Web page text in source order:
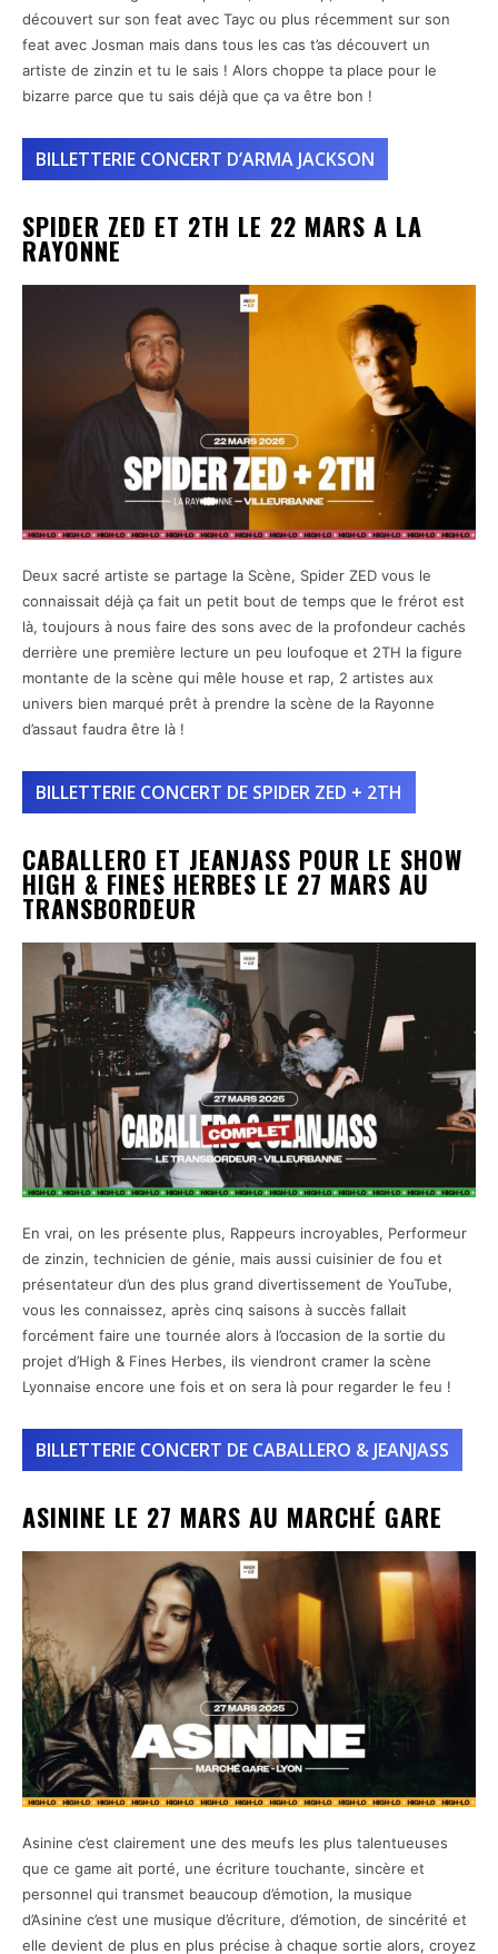
découvert sur son feat avec Tayc ou plus récemment sur son
feat avec Josman mais dans tous les cas t’as découvert un
artiste de zinzin et tu le sais ! Alors choppe ta place pour le
bizarre parce que tu sais déjà que ça va être bon !
BILLETTERIE CONCERT D’ARMA JACKSON
SPIDER ZED ET 2TH LE 22 MARS A LA
RAYONNE
Deux sacré artiste se partage la Scène, Spider ZED vous le
connaissait déjà ça fait un petit bout de temps que le frérot est
là, toujours à nous faire des sons avec de la profondeur cachés
derrière une première lecture un peu loufoque et 2TH la figure
montante de la scène qui mêle house et rap, 2 artistes aux
univers bien marqué prêt à prendre la scène de la Rayonne
d’assaut faudra être là !
BILLETTERIE CONCERT DE SPIDER ZED + 2TH
CABALLERO ET JEANJASS POUR LE SHOW
HIGH & FINES HERBES LE 27 MARS AU
TRANSBORDEUR
En vrai, on les présente plus, Rappeurs incroyables, Performeur
de zinzin, technicien de génie, mais aussi cuisinier de fou et
présentateur d’un des plus grand divertissement de YouTube,
vous les connaissez, après cinq saisons à succès fallait
forcément faire une tournée alors à l’occasion de la sortie du
projet d’High & Fines Herbes, ils viendront cramer la scène
Lyonnaise encore une fois et on sera là pour regarder le feu !
BILLETTERIE CONCERT DE CABALLERO & JEANJASS
ASININE LE 27 MARS AU MARCHÉ GARE
Asinine c’est clairement une des meufs les plus talentueuses
que ce game ait porté, une écriture touchante, sincère et
personnel qui transmet beaucoup d’émotion, la musique
d’Asinine c’est une musique d’écriture, d’émotion, de sincérité et
elle devient de plus en plus précise à chaque sortie alors, croyez